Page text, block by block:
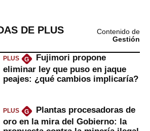
DE PLUS
Contenido de
Gestión
PLUS G
Fujimori propone
eliminar ley que puso en jaque
peajes: ¿qué cambios implicaría?
PLUS G
Plantas procesadoras de
oro en la mira del Gobierno: la